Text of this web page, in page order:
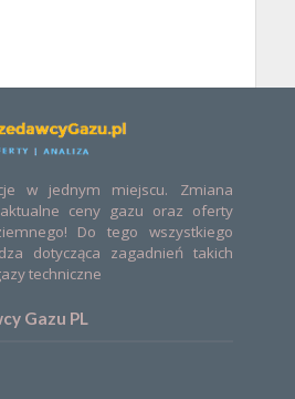
w jednym miejscu. Zmiana
ceny gazu oraz oferty
Do tego wszystkiego
dotycząca zagadnień takich
techniczne
Gazu PL